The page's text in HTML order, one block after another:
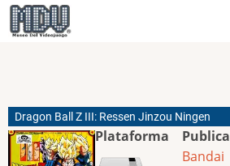
Pasar
al
Dragon Ball Z III: Ressen Jinzou Ningen
Plataforma
Publica
Bandai